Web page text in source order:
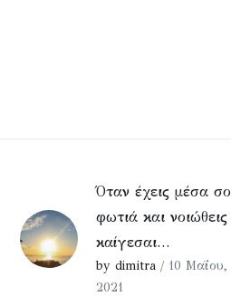
Όταν έχεις μέσα
φωτιά και
καίγεσαι…
by dimitra / 10 Μαΐου,
2021